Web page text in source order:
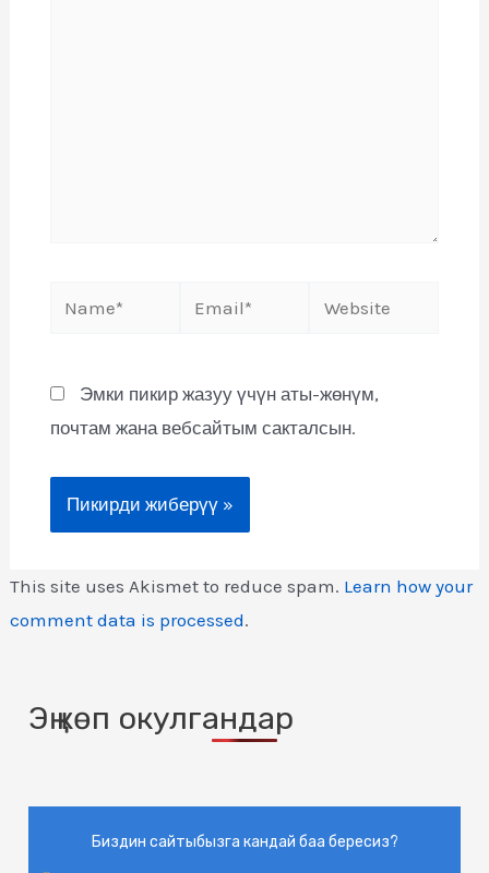
Эмки пикир жазуу үчүн аты-жөнүм,
почтам жана вебсайтым сакталсын.
This site uses Akismet to reduce spam. Learn how your
comment data is processed.
Эң көп окулгандар
Биздин сайтыбызга кандай баа бересиз?